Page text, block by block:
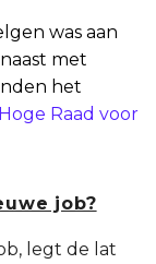
was aan
met
het
Hoge Raad voor
job?
legt de lat